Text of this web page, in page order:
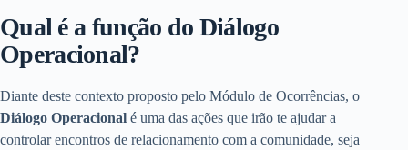
Qual é a função do Diálogo
Operacional?
Diante deste contexto proposto pelo Módulo de Ocorrências, o
Diálogo Operacional é uma das ações que irão te ajudar a
controlar encontros de relacionamento com a comunidade, seja